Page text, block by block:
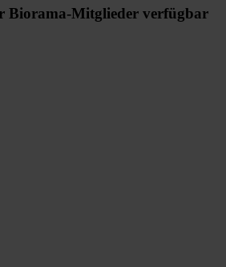
Biorama-Mitglieder verfügbar